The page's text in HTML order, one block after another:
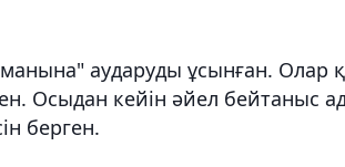
аударуды ұсынған. Олар
Осыдан кейін әйел бейтаныс
берген.